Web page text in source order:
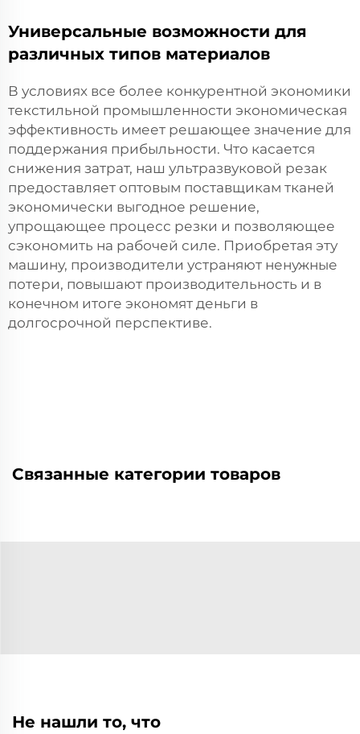
Универсальные возможности для
различных типов материалов
В условиях все более конкурентной экономики
текстильной промышленности экономическая
эффективность имеет решающее значение для
поддержания прибыльности. Что касается
снижения затрат, наш ультразвуковой резак
предоставляет оптовым поставщикам тканей
экономически выгодное решение,
упрощающее процесс резки и позволяющее
сэкономить на рабочей силе. Приобретая эту
машину, производители устраняют ненужные
потери, повышают производительность и в
конечном итоге экономят деньги в
долгосрочной перспективе.
Связанные категории товаров
Не нашли то, что